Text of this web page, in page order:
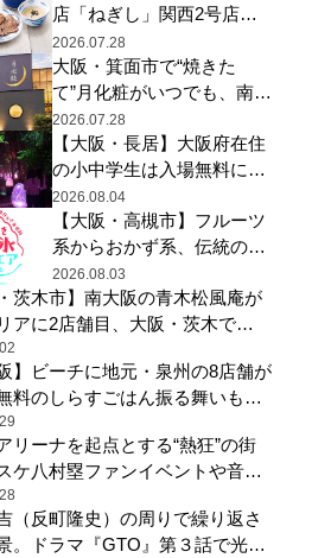
た駅弁やグッズが登場
店「ねぎし」関西2号店が
登場、ファンら「8月が待
ち遠しい」と早くから注目
2026.07.28
大阪・箕面市で“焼きた
て”月化粧がいつでも、南大
阪の青木松風庵が北摂エリ
アに初進出
2026.07.28
【大阪・長居】大阪府在住
の小中学生は入場無料に、
チームラボが「夏休みの自
由研究の課題に」と「ボタ
ニカルガーデン 大阪」へ招
待
2026.08.04
【大阪・高槻市】フルーツ
系からおかず系、伝統の天
然氷まで人気店が集結、高
槻阪急スクエアで「かき
氷」祭り
2026.08.03
茨木市】南大阪の青木松風庵が
アに2店舗目、大阪・茨木で
て”の月化粧が食べられる
】ビーチに地元・泉州の8店舗が
料のしらすごはん振る舞いも、
グパークの「海のマルシェ」が
アル！
リーナを起点とする“熱狂”の街
ケ八村塁ファンイベントや音楽
三宮・ウォーターフロントを活
（反町隆史）の周りで繰り返さ
。ドラマ『GTO』第３話で光っ